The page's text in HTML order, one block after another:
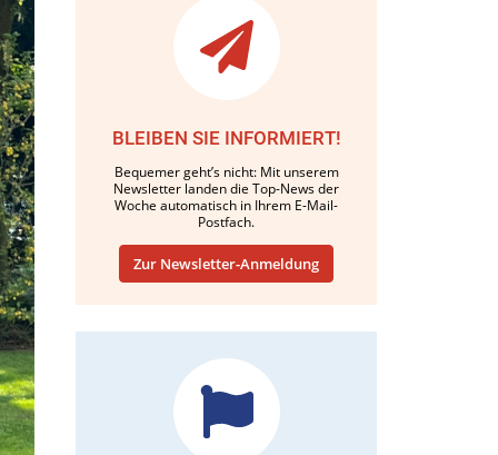
BLEIBEN SIE INFORMIERT!
Bequemer geht’s nicht: Mit unserem
Newsletter landen die Top-News der
Woche automatisch in Ihrem E-Mail-
Postfach.
Zur Newsletter-Anmeldung